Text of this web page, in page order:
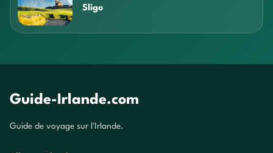
Sligo
Guide-Irlande.com
Guide de voyage sur l'Irlande.